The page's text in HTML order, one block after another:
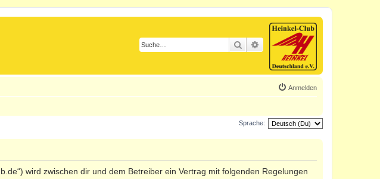
Suche Erweiterte Suche
Anmelden
Sprache:
wird zwischen dir und dem Betreiber ein Vertrag mit folgenden Regelungen